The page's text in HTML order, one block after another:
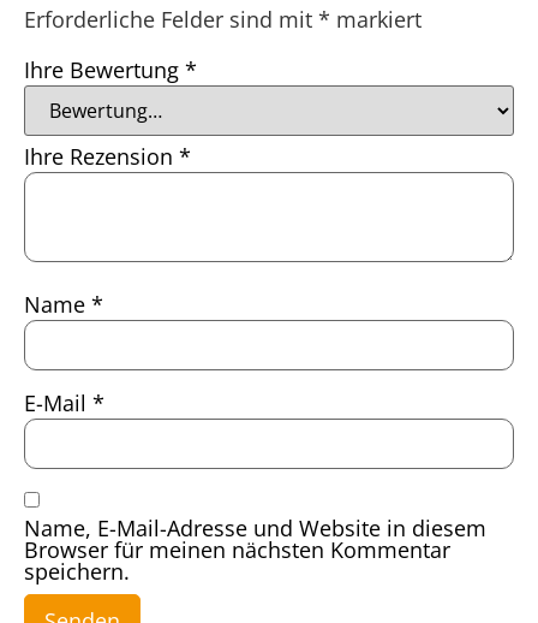
Erforderliche Felder sind mit * markiert
Ihre Bewertung *
Ihre Rezension *
Name *
E-Mail *
Name, E-Mail-Adresse und Website in diesem
Browser für meinen nächsten Kommentar
speichern.